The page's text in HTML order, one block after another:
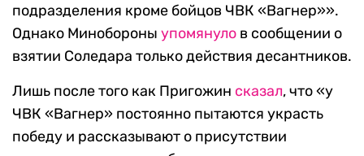
подразделения кроме бойцов ЧВК «Вагнер»».
Однако Минобороны упомянуло в сообщении о
взятии Соледара только действия десантников.
Лишь после того как Пригожин сказал, что «у
ЧВК «Вагнер» постоянно пытаются украсть
победу и рассказывают о присутствии